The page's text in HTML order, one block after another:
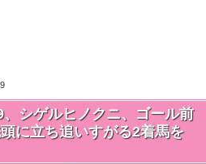
シゲルヒノクニ、ゴール前
に立ち追いすがる2着馬を